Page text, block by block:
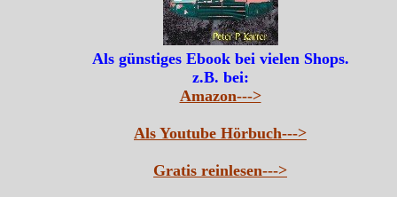
Als günstiges Ebook bei vielen Shops.
z.B. bei:
Amazon--->
Als Youtube Hörbuch--->
Gratis reinlesen--->